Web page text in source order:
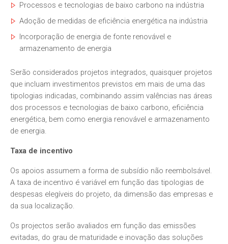
Processos e tecnologias de baixo carbono na indústria
Adoção de medidas de eficiência energética na indústria
Incorporação de energia de fonte renovável e
armazenamento de energia
Serão considerados projetos integrados, quaisquer projetos
que incluam investimentos previstos em mais de uma das
tipologias indicadas, combinando assim valências nas áreas
dos processos e tecnologias de baixo carbono, eficiência
energética, bem como energia renovável e armazenamento
de energia.
Taxa de incentivo
Os apoios assumem a forma de subsídio não reembolsável.
A taxa de incentivo é variável em função das tipologias de
despesas elegíveis do projeto, da dimensão das empresas e
da sua localização.
Os projectos serão avaliados em função das emissões
evitadas, do grau de maturidade e inovação das soluções